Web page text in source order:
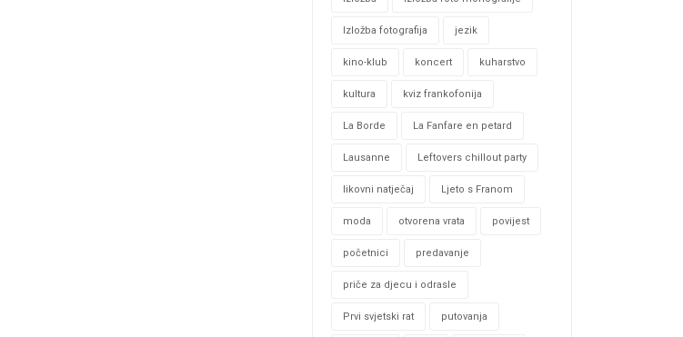
Izložba fotografija jezik
kino-klub koncert kuharstvo
kultura kviz frankofonija
La Borde La Fanfare en petard
Lausanne Leftovers chillout party
likovni natječaj Ljeto s Franom
moda otvorena vrata povijest
početnici predavanje
priče za djecu i odrasle
Prvi svjetski rat putovanja